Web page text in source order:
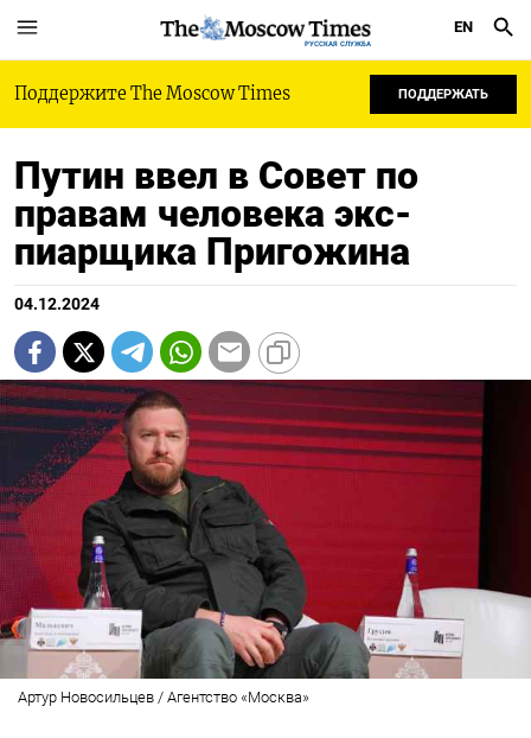
РУССКАЯ СЛУЖБА
EN
Поддержите The Moscow Times ПОДДЕРЖАТЬ
Путин ввел в Совет по
правам человека экс-
пиарщика Пригожина
04.12.2024
Артур Новосильцев / Агентство «Москва»